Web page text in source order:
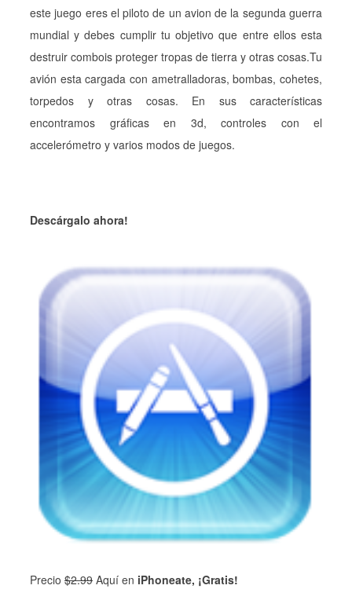
este juego eres el piloto de un avion de la segunda guerra
mundial y debes cumplir tu objetivo que entre ellos esta
destruir combois proteger tropas de tierra y otras cosas.Tu
avión esta cargada con ametralladoras, bombas, cohetes,
torpedos y otras cosas. En sus características
encontramos gráficas en 3d, controles con el
accelerómetro y varios modos de juegos.
Descárgalo ahora!
Precio $2.99 Aquí en iPhoneate, ¡Gratis!